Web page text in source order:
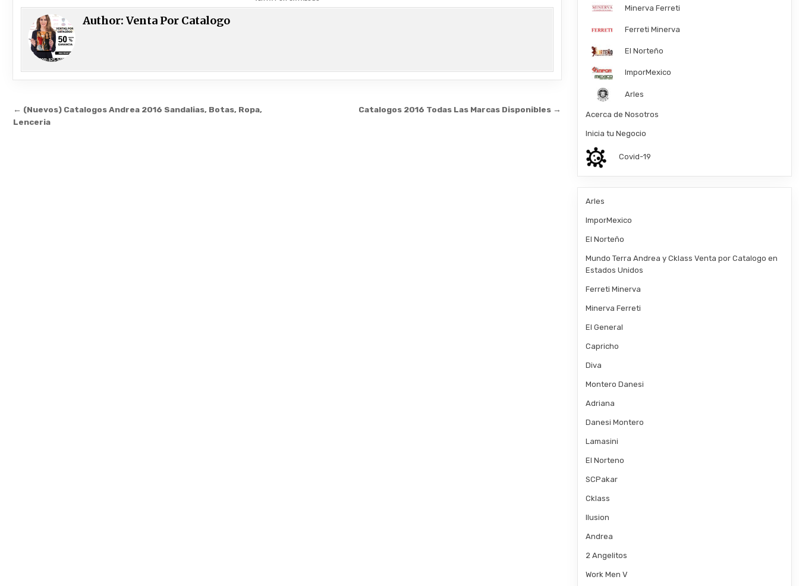
Author:Venta Por Catalogo
Post
navigation
Catalogos 2016 Todas Las Marcas Disponibles →
← (Nuevos) Catalogos Andrea 2016 Sandalias, Botas, Ropa,
Lenceria
Minerva Ferreti
Ferreti Minerva
El Norteño
ImporMexico
Arles
Acerca de Nosotros
Inicia tu Negocio
Covid-19
Arles
ImporMexico
El Norteño
Mundo Terra Andrea y Cklass Venta por Catalogo en
Estados Unidos
Ferreti Minerva
Minerva Ferreti
El General
Capricho
Diva
Montero Danesi
Adriana
Danesi Montero
Lamasini
El Norteno
SCPakar
Cklass
Ilusion
Andrea
2 Angelitos
Work Men V